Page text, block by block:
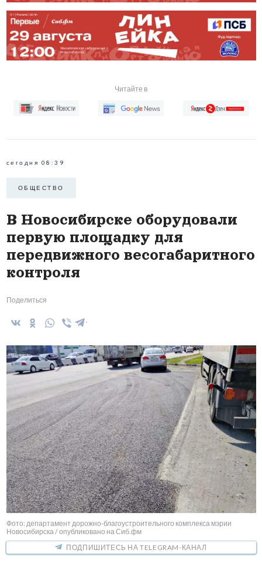
Читайте в
сегодня 08:39
ОБЩЕСТВО
В Новосибирске оборудовали
первую площадку для
передвижного весогабаритного
контроля
Поделиться
Фото: департамент дорожно-благоустроительного комплекса мэрии
Новосибирска / опубликовано на Сиб.фм
ПОДПИШИТЕСЬ НА TELEGRAM-КАНАЛ